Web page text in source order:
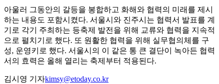
아울러 그동안의 갈등을 봉합하고 화해와 협력의 미래를 제시
하는 내용도 포함시켰다. 서울시와 진주시는 협력서 발표를 계
기로 각기 주최하는 등축제 발전을 위해 교류와 협력을 지속적
으로 펼치기로 했다. 또 원활한 협력을 위해 실무협의체를 구
성, 운영키로 했다. 서울시의 이 같은 통 큰 결단이 녹아든 협력
서의 효력은 올해 열리는 축제부터 적용된다.
김시영 기자kimsy@etoday.co.kr